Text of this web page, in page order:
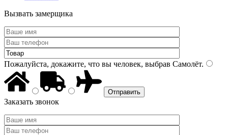
Вызвать замерщика
Пожалуйста, докажите, что вы человек, выбрав Самолёт.
Заказать звонок